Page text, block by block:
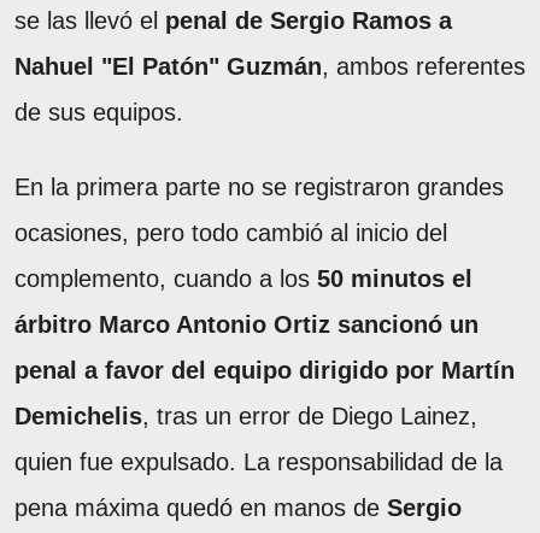
se las llevó el penal de Sergio Ramos a
Nahuel "El Patón" Guzmán, ambos referentes
de sus equipos.
En la primera parte no se registraron grandes
ocasiones, pero todo cambió al inicio del
complemento, cuando a los 50 minutos el
árbitro Marco Antonio Ortiz sancionó un
penal a favor del equipo dirigido por Martín
Demichelis, tras un error de Diego Lainez,
quien fue expulsado. La responsabilidad de la
pena máxima quedó en manos de Sergio